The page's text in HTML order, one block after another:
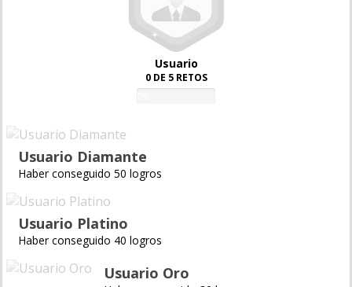
Usuario
0 DE 5 RETOS
Usuario Diamante
Haber conseguido 50 logros
Usuario Platino
Haber conseguido 40 logros
Usuario Oro